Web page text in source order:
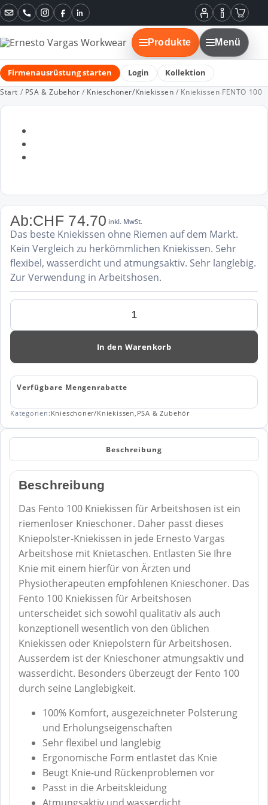
Mein
Konto
Informationen
Instagram
FacebookLinkedIn
Produkte Menü
Firmenausrüstung starten Login Kollektion
Start / PSA & Zubehör / Knieschoner/Kniekissen / Kniekissen FENTO 100
Ab:CHF74.70 inkl. MwSt.
Das beste Kniekissen ohne Riemen auf dem Markt.
Kein Vergleich zu herkömmlichen Kniekissen. Sehr
flexibel, wasserdicht und atmungsaktiv. Sehr langlebig.
Zur Verwendung in Arbeitshosen.
Kniekissen
100
In den Warenkorb
Verfügbare Mengenrabatte
Kategorien: Knieschoner/Kniekissen, PSA & Zubehör
Beschreibung
Beschreibung
Das Fento 100 Kniekissen für Arbeitshosen ist ein
riemenloser Knieschoner. Daher passt dieses
Kniepolster-Kniekissen in jede Ernesto Vargas
Arbeitshose mit Knietaschen. Entlasten Sie Ihre
Knie mit einem hierfür von Ärzten und
Physiotherapeuten empfohlenen Knieschoner. Das
Fento 100 Kniekissen für Arbeitshosen
unterscheidet sich sowohl qualitativ als auch
konzeptionell wesentlich von den üblichen
Kniekissen oder Kniepolstern für Arbeitshosen.
Ausserdem ist der Knieschoner atmungsaktiv und
wasserdicht. Besonders überzeugt der Fento 100
durch seine Langlebigkeit.
100% Komfort, ausgezeichneter Polsterung
und Erholungseigenschaften
Sehr flexibel und langlebig
Ergonomische Form entlastet das Knie
Beugt Knie-und Rückenproblemen vor
Passt in die Arbeitskleidung